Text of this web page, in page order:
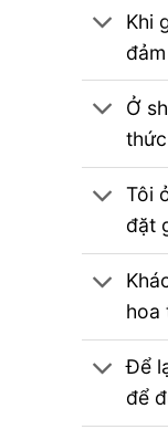
Khi
Ở
Tôi
đặt
hoa
Để
để